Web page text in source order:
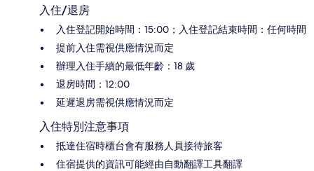
入住/退房
入住登記開始時間：15:00；入住登記結束時間：任何時間
提前入住需視供應情況而定
辦理入住手續的最低年齡：18 歲
退房時間：12:00
延遲退房需視供應情況而定
入住特別注意事項
抵達住宿時櫃台會有服務人員接待旅客
住宿提供的資訊可能經由自動翻譯工具翻譯